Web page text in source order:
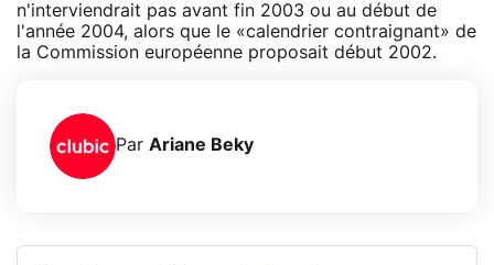
n'interviendrait pas avant fin 2003 ou au début de
l'année 2004, alors que le «calendrier contraignant» de
la Commission européenne proposait début 2002.
Par Ariane Beky